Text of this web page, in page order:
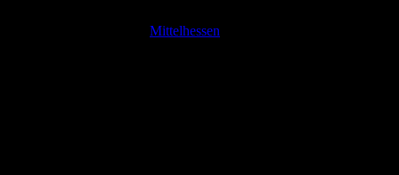
Mittelhessen